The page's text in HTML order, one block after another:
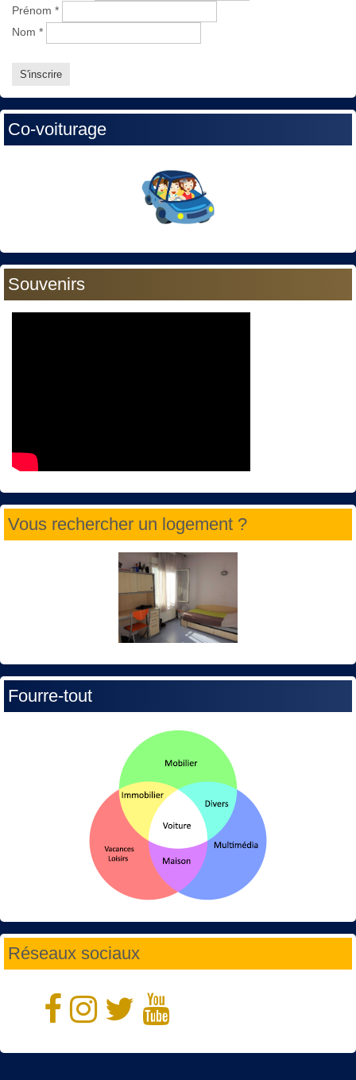
Prénom *
Nom *
Co-voiturage
Souvenirs
Vous rechercher un logement ?
Fourre-tout
Réseaux sociaux